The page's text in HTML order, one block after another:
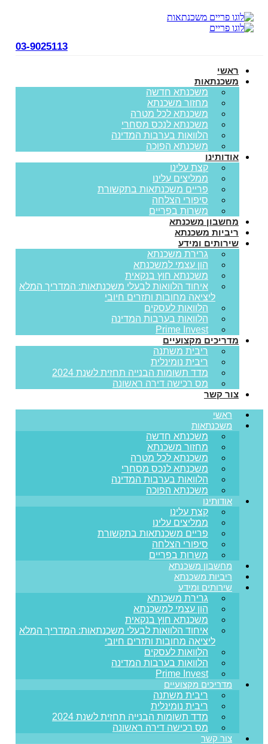
03-9025113
ראשי
משכנתאות
משכנתא חדשה
מחזור משכנתא
משכנתא לכל מטרה
משכנתא לנכס מסחרי
הלוואות בערבות המדינה
משכנתא הפוכה
אודותינו
קצת עלינו
ממליצים עלינו
פריים משכנתאות בתקשורת
סיפורי הצלחה
משרות בפריים
מחשבון משכנתא
ריביות משכנתא
שירותים ומידע
גרירת משכנתא
הון עצמי למשכנתא
משכנתא חוץ בנקאית
איחוד הלוואות לבעלי משכנתאות: המדריך המלא
ליציאה מחובות ותזרים חיובי
הלוואות לעסקים
הלוואות בערבות המדינה
Prime Invest
מדריכים מקצועיים
ריבית משתנה
ריבית נומינלית
מדד תשומות הבנייה תחזית לשנת 2024
מס רכישה דירה ראשונה
צור קשר
ראשי
משכנתאות
משכנתא חדשה
מחזור משכנתא
משכנתא לכל מטרה
משכנתא לנכס מסחרי
הלוואות בערבות המדינה
משכנתא הפוכה
אודותינו
קצת עלינו
ממליצים עלינו
פריים משכנתאות בתקשורת
סיפורי הצלחה
משרות בפריים
מחשבון משכנתא
ריביות משכנתא
שירותים ומידע
גרירת משכנתא
הון עצמי למשכנתא
משכנתא חוץ בנקאית
איחוד הלוואות לבעלי משכנתאות: המדריך המלא
ליציאה מחובות ותזרים חיובי
הלוואות לעסקים
הלוואות בערבות המדינה
Prime Invest
מדריכים מקצועיים
ריבית משתנה
ריבית נומינלית
מדד תשומות הבנייה תחזית לשנת 2024
מס רכישה דירה ראשונה
צור קשר